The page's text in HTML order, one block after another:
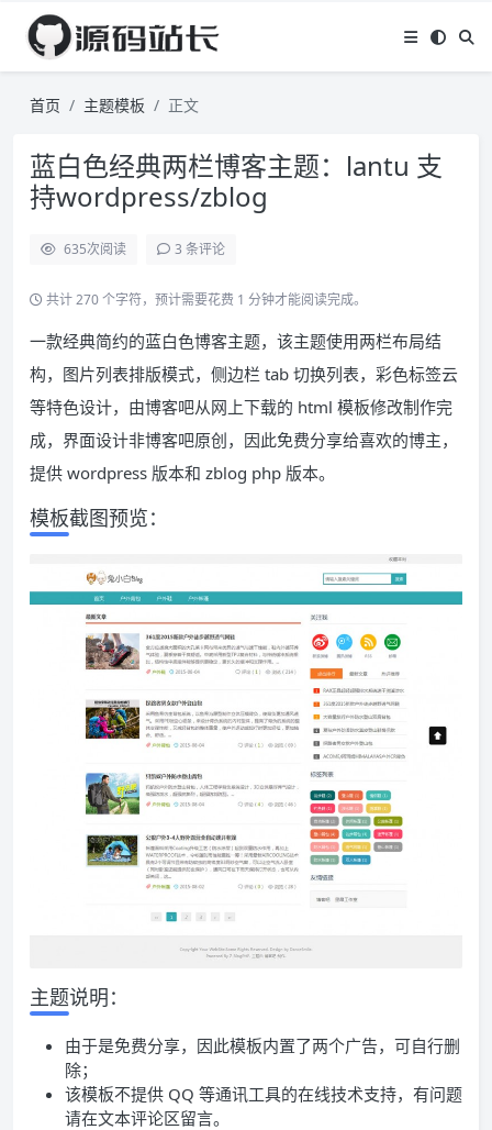
首页 主题模板 正文
蓝白色经典两栏博客主题：lantu 支
持wordpress/zblog
635次阅读 3 条评论
共计 270 个字符，预计需要花费 1 分钟才能阅读完成。
一款经典简约的蓝白色博客主题，该主题使用两栏布局结
构，图片列表排版模式，侧边栏 tab 切换列表，彩色标签云
等特色设计，由博客吧从网上下载的 html 模板修改制作完
成，界面设计非博客吧原创，因此免费分享给喜欢的博主，
提供 wordpress 版本和 zblog php 版本。
模板截图预览：
主题说明：
由于是免费分享，因此模板内置了两个广告，可自行删
除；
该模板不提供 QQ 等通讯工具的在线技术支持，有问题
请在文本评论区留言。